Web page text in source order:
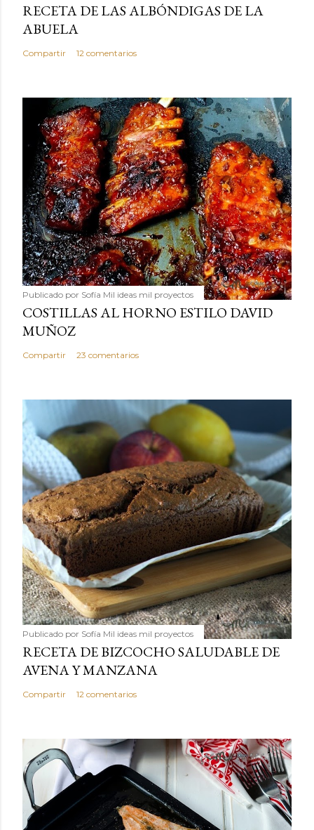
RECETA DE LAS ALBÓNDIGAS DE LA
ABUELA
Compartir 12 comentarios
Publicado por Sofía Mil ideas mil proyectos
COSTILLAS AL HORNO ESTILO DAVID
MUÑOZ
Compartir 23 comentarios
Publicado por Sofía Mil ideas mil proyectos
RECETA DE BIZCOCHO SALUDABLE DE
AVENA Y MANZANA
Compartir 12 comentarios